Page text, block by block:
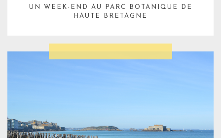
UN WEEK-END AU PARC BOTANIQUE DE
HAUTE BRETAGNE